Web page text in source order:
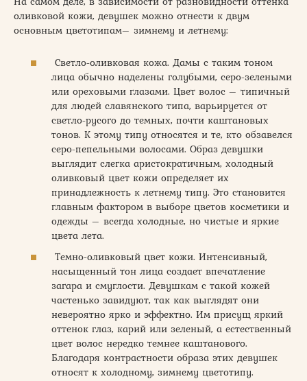
оливковой кожи, девушек можно отнести к двум
основным цветотипам– зимнему и летнему:
Светло-оливковая кожа. Дамы с таким тоном
лица обычно наделены голубыми, серо-зелеными
или ореховыми глазами. Цвет волос – типичный
для людей славянского типа, варьируется от
светло-русого до темных, почти каштановых
тонов. К этому типу относятся и те, кто обзавелся
серо-пепельными волосами. Образ девушки
выглядит слегка аристократичным, холодный
оливковый цвет кожи определяет их
принадлежность к летнему типу. Это становится
главным фактором в выборе цветов косметики и
одежды – всегда холодные, но чистые и яркие
цвета лета.
Темно-оливковый цвет кожи. Интенсивный,
насыщенный тон лица создает впечатление
загара и смуглости. Девушкам с такой кожей
частенько завидуют, так как выглядят они
невероятно ярко и эффектно. Им присущ яркий
оттенок глаз, карий или зеленый, а естественный
цвет волос нередко темнее каштанового.
Благодаря контрастности образа этих девушек
относят к холодному, зимнему цветотипу.